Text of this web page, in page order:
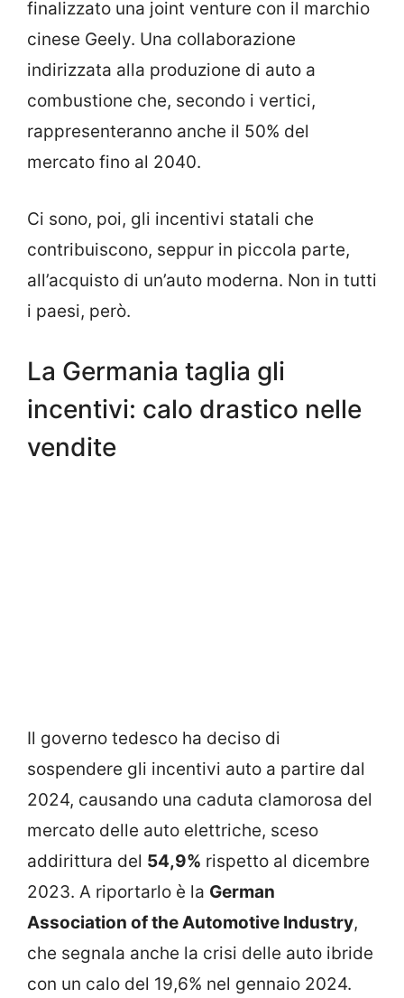
finalizzato una joint venture con il marchio
cinese Geely. Una collaborazione
indirizzata alla produzione di auto a
combustione che, secondo i vertici,
rappresenteranno anche il 50% del
mercato fino al 2040.
Ci sono, poi, gli incentivi statali che
contribuiscono, seppur in piccola parte,
all’acquisto di un’auto moderna. Non in tutti
i paesi, però.
La Germania taglia gli
incentivi: calo drastico nelle
vendite
Il governo tedesco ha deciso di
sospendere gli incentivi auto a partire dal
2024, causando una caduta clamorosa del
mercato delle auto elettriche, sceso
addirittura del 54,9% rispetto al dicembre
2023. A riportarlo è la German
Association of the Automotive Industry,
che segnala anche la crisi delle auto ibride
con un calo del 19,6% nel gennaio 2024.